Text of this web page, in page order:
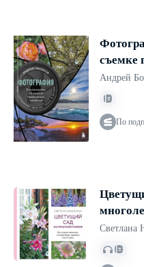
съемке
Андрей
По
Светлана